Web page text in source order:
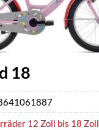
18
12 Zoll bis 18 Zoll